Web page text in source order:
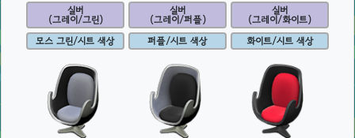
실버
(그레이/그린)
모스 그린/시트 색상
실버
(그레이/퍼플)
퍼플/시트 색상
실버
(그레이/화이트)
화이트/시트 색상